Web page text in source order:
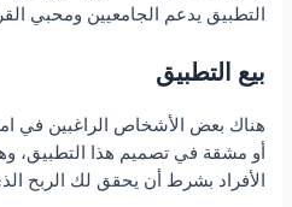
التطبيق يدعم الجامعيين ومحبي
بيع التطبيق
أو مشقة في تصميم هذا التطبيق،
الأفراد بشرط أن يحقق لك الربح